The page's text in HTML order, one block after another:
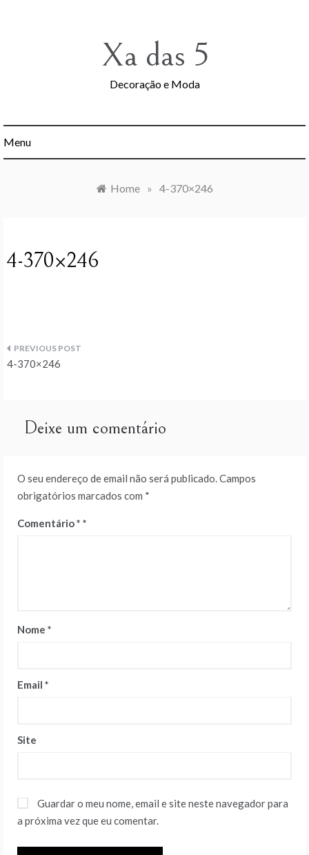
Xa das 5
Decoração e Moda
Menu
Home » 4-370×246
4-370×246
Navegação
artigos
4-370×246
Deixe um comentário
O seu endereço de email não será publicado.Campos
obrigatórios marcados com *
Comentário*
Nome *
Email *
Site
Guardar o meu nome, email e site neste navegador para
a próxima vez que eu comentar.